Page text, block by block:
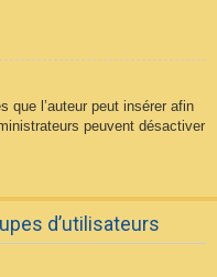
que l’auteur peut insérer afin
peuvent désactiver
d’utilisateurs